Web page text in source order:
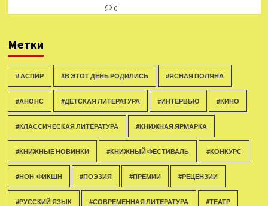
0
Метки
# АСПИР #В ЭТОТ ДЕНЬ РОДИЛИСЬ #ЯСНАЯ ПОЛЯНА
#АНОНС #ДЕТСКАЯ ЛИТЕРАТУРА #ИНТЕРВЬЮ #КИНО
#КЛАССИЧЕСКАЯ ЛИТЕРАТУРА #КНИЖНАЯ ЯРМАРКА
#КНИЖНЫЕ НОВИНКИ #КНИЖНЫЙ ФЕСТИВАЛЬ #КОНКУРС
#НОН-ФИКШН #ПОЭЗИЯ #ПРЕМИИ #РЕЦЕНЗИИ
#РУССКИЙ ЯЗЫК #СОВРЕМЕННАЯ ЛИТЕРАТУРА #ТЕАТР